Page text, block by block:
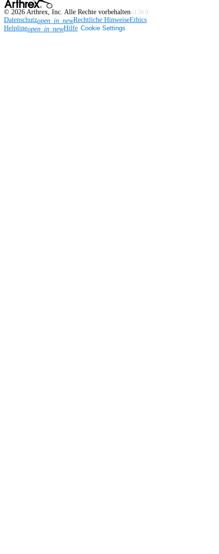
© 2026 Arthrex, Inc. Alle Rechte vorbehaltenv3.56.0
Datenschutzopen_in_newRechtliche HinweiseEthics
Helplineopen_in_newHilfe Cookie Settings